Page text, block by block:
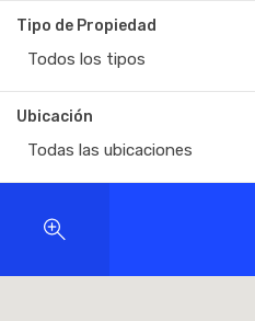
Tipo de Propiedad
Todos los tipos
Ubicación
Todas las ubicaciones